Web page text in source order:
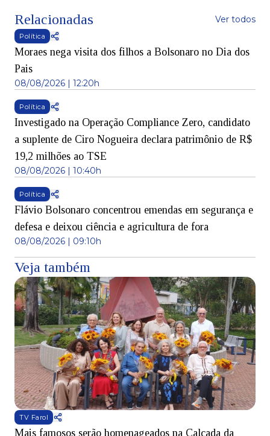
Relacionadas Ver todos
Política
Moraes nega visita dos filhos a Bolsonaro no Dia dos
Pais
08/08/2026 | 12:20h
Política
Investigado na Operação Compliance Zero, candidato
a suplente de Ciro Nogueira declara patrimônio de R$
19,2 milhões ao TSE
08/08/2026 | 10:40h
Política
Flávio Bolsonaro concentrou emendas em segurança e
defesa e deixou ciência e agricultura de fora
08/08/2026 | 09:10h
Veja também
TV Farol
Mais famosos serão homenageados na Calçada da